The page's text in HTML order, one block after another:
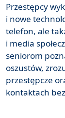
Przestępcy
i nowe
telefon, ale
i media
seniorom
oszustów,
przestępcze
kontaktach